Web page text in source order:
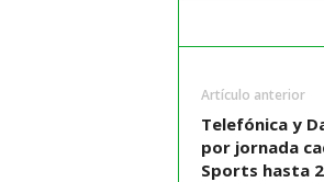
Artículo anterior
Telefónica y
por jornada
Sports hasta